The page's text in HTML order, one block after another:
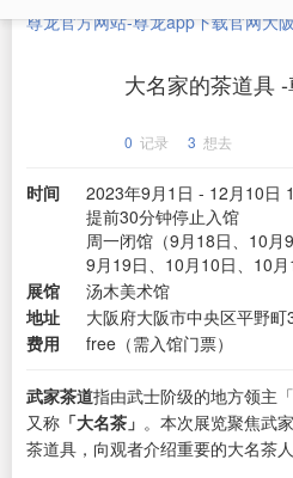
尊龙官方网站-尊龙app下载官网大
大名家的茶道具
0 记录 3 想去
时间
2023年9月1日 - 12月10日
提前30分钟停止入馆
周一闭馆（9月18日、10月9
9月19日、10月10日、10
展馆
汤木美术馆
地址
大阪府大阪市中央区平野町
费用
free（需入馆门票）
武家茶道指由武士阶级的地方领主
又称 「大名茶」 。本次展览聚焦武
茶道具，向观者介绍重要的大名茶